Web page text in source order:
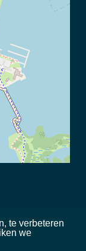
te verbeteren
we
|regels in het